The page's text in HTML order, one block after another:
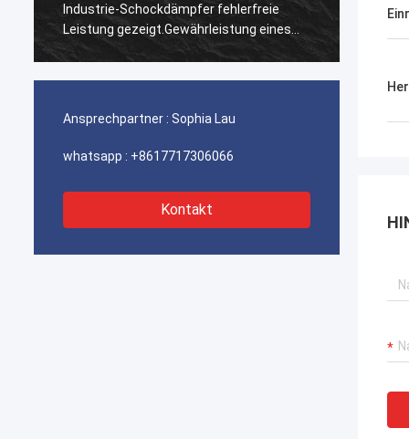
Industrie-Schockdämpfer fehlerfreie
Leistung gezeigt.Gewährleistung eines
ununterbrochenen Betriebs unserer
und
Ansprechpartner : Sophia Lau
whatsapp : +8617717306066
Kontakt